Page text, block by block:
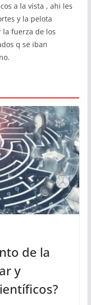
a la vista , ahi les
y la pelota
la fuerza de los
q se iban
de la
y